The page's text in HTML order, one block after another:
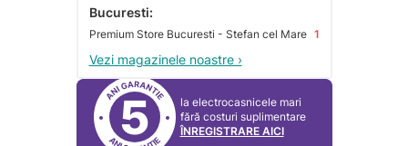
Bucuresti:
Premium Store Bucuresti - Stefan cel Mare 1
Vezi magazinele noastre ›
5
la electrocasnicele mari
fără costuri suplimentare
ÎNREGISTRARE AICI